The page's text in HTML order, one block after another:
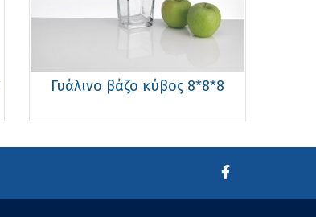
Γυάλινο βάζο κύβος 8*8*8